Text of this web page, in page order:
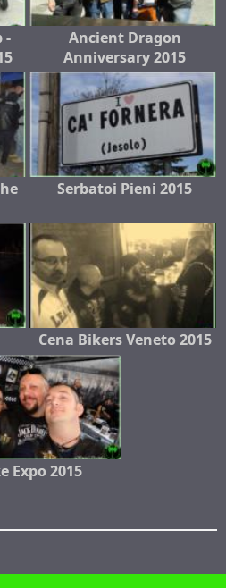
-
Ancient Dragon
Anniversary 2015
Serbatoi Pieni 2015
Cena Bikers Veneto 2015
Expo 2015